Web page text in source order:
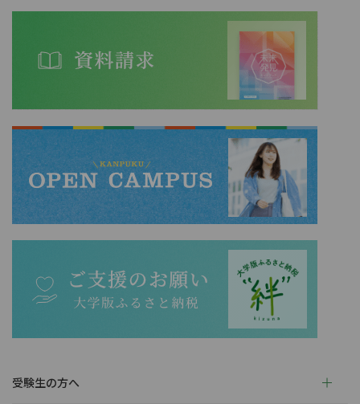
受験生の方へ